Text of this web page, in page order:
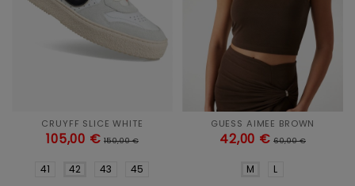
CRUYFF SLICE WHITE
105,00 € 150,00 €
41 42 43 45
GUESS AIMEE BROWN
42,00 € 60,00 €
M L